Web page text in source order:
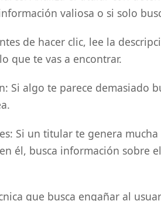
valiosa o si solo
de hacer clic, lee la
que te vas a encontrar.
Si algo te parece demasiado
Si un titular te genera
él, busca información sobre
que busca engañar al